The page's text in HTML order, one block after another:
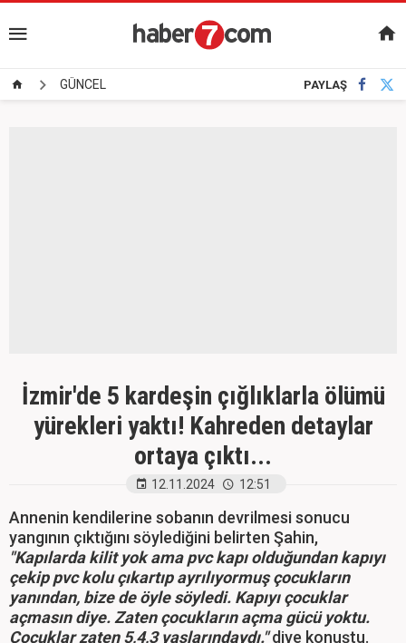
GÜNCEL PAYLAŞ
İzmir'de 5 kardeşin çığlıklarla ölümü
yürekleri yaktı! Kahreden detaylar
ortaya çıktı...
12.11.2024 12:51
Annenin kendilerine sobanın devrilmesi sonucu
yangının çıktığını söylediğini belirten Şahin,
"Kapılarda kilit yok ama pvc kapı olduğundan kapıyı
çekip pvc kolu çıkartıp ayrılıyormuş çocukların
yanından, bize de öyle söyledi. Kapıyı çocuklar
açmasın diye. Zaten çocukların açma gücü yoktu.
Çocuklar zaten 5,4,3 yaşlarındaydı."diye konuştu.